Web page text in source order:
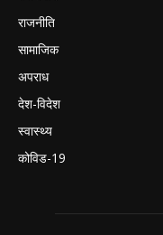
राजनीति
सामाजिक
अपराध
देश-विदेश
स्वास्थ्य
कोविड-19